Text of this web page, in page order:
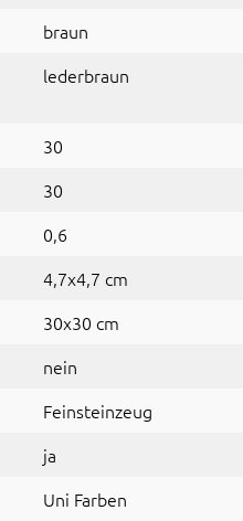
braun
lederbraun
30
30
0,6
4,7x4,7 cm
30x30 cm
nein
Feinsteinzeug
ja
Uni Farben